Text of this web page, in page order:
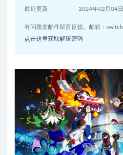
最近更新 2024年02月04日
有问题发邮件留言反馈。邮箱：
点击这里获取解压密码